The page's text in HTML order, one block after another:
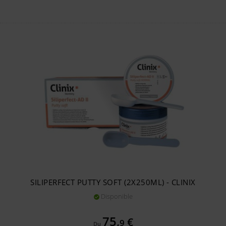
SILIPERFECT PUTTY SOFT (2X250ML) - CLINIX
 Disponible
Du
Prix
75,9 €